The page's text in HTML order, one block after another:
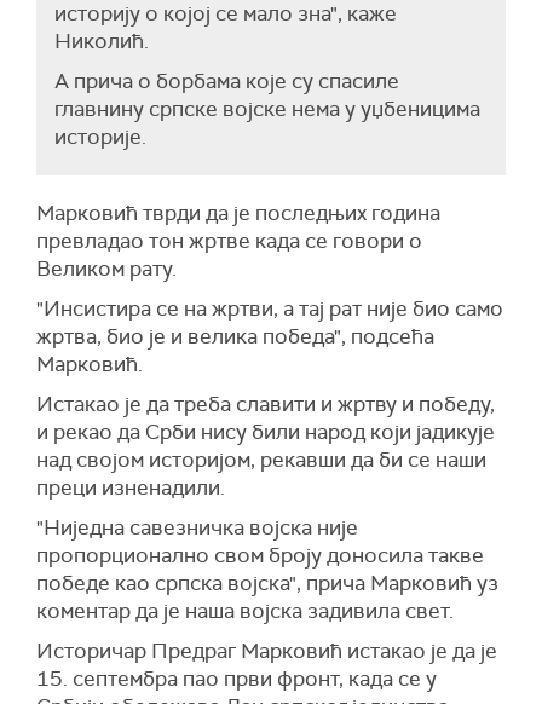
историју о којој се мало зна", каже
Николић.
А прича о борбама које су спасиле
главнину српске војске нема у уџбеницима
историје.
Марковић тврди да је последњих година
превладао тон жртве када се говори о
Великом рату.
"Инсистира се на жртви, а тај рат није био само
жртва, био је и велика победа", подсећа
Марковић.
Истакао је да треба славити и жртву и победу,
и рекао да Срби нису били народ који јадикује
над својом историјом, рекавши да би се наши
преци изненадили.
"Ниједна савезничка војска није
пропорционално свом броју доносила такве
победе као српска војска", прича Марковић уз
коментар да је наша војска задивила свет.
Историчар Предраг Марковић истакао је да је
15. септембра пао први фронт, када се у